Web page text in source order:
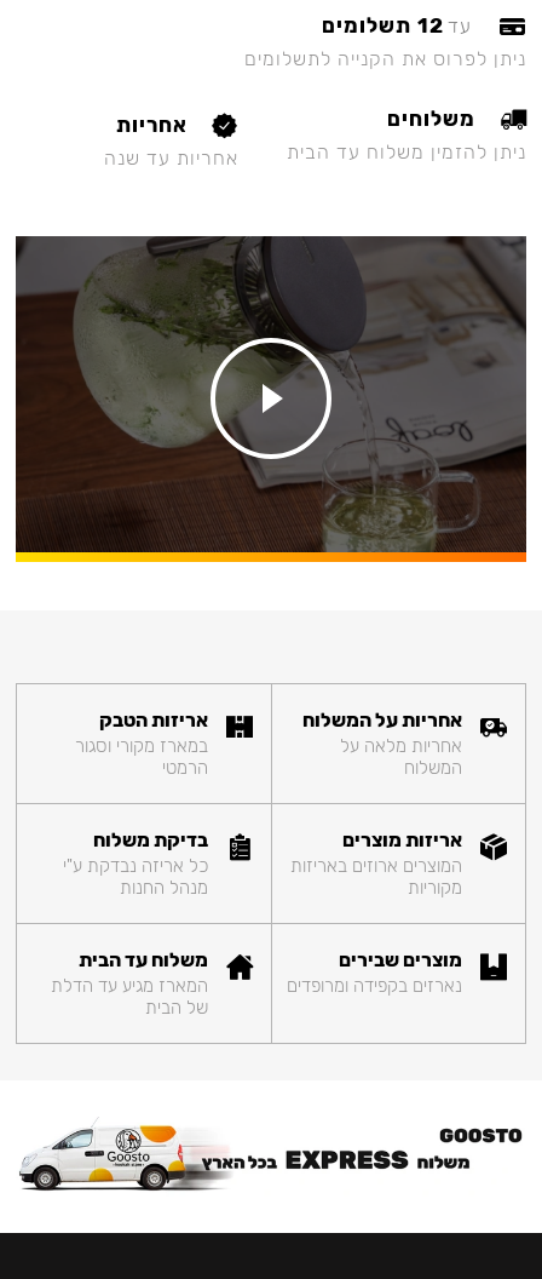
עד 12 תשלומים
ניתן לפרוס את הקנייה לתשלומים
משלוחים
ניתן להזמין משלוח עד הבית
אחריות
אחריות עד שנה
אחריות על המשלוח
אחריות מלאה על
המשלוח
אריזות הטבק
במארז מקורי וסגור
הרמטי
אריזות מוצרים
המוצרים ארוזים באריזות
מקוריות
בדיקת משלוח
כל אריזה נבדקת ע"י
מנהל החנות
מוצרים שבירים
נארזים בקפידה ומרופדים
משלוח עד הבית
המארז מגיע עד הדלת
של הבית